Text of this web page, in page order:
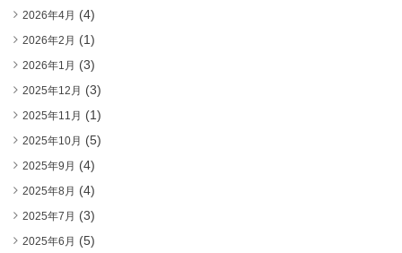
2026年4月 (4)
2026年2月 (1)
2026年1月 (3)
2025年12月 (3)
2025年11月 (1)
2025年10月 (5)
2025年9月 (4)
2025年8月 (4)
2025年7月 (3)
2025年6月 (5)